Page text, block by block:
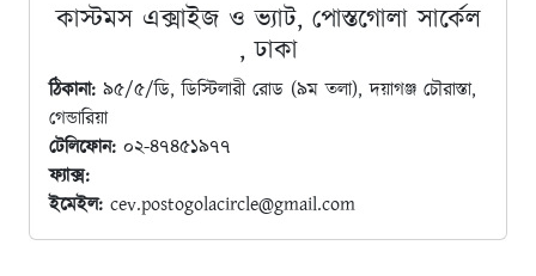
কাস্টমস এক্সাইজ ও ভ্যাট, পোস্তগোলা সার্কেল
, ঢাকা
ঠিকানা: ৯৫/৫/ডি, ডিস্টিলারী রোড (৯ম তলা), দয়াগঞ্জ চৌরাস্তা,
গেন্ডারিয়া
টেলিফোন: ০২-৪৭৪৫১৯৭৭
ফ্যাক্স:
ইমেইল: cev.postogolacircle@gmail.com